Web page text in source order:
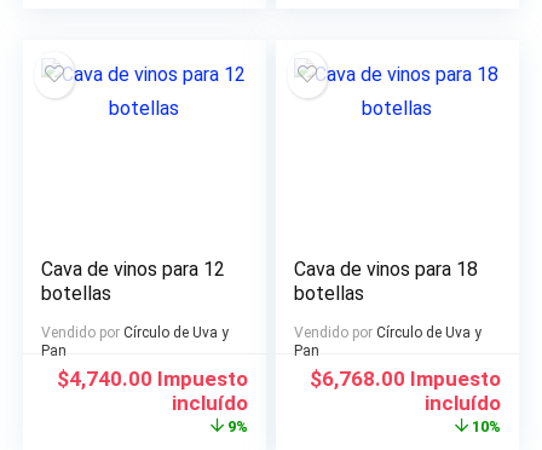
Cava de vinos para 12
botellas
Vendido por Círculo de Uva y
Pan
El
$4,740.00El
precio
Impuesto
incluído
9%
Cava de vinos para 18
botellas
Vendido por Círculo de Uva y
Pan
El
$6,768.00El
precio
actual
Impuesto
incluído
10%